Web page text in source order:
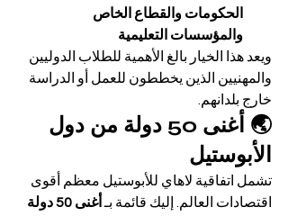
الحكومات والقطاع الخاص
والمؤسسات التعليمية
ويعد هذا الخيار بالغ الأهمية للطلاب الدوليين
والمهنيين الذين يخططون للعمل أو الدراسة
خارج بلدانهم.
🌏 أغنى 50 دولة من دول
الأبوستيل
تشمل اتفاقية لاهاي للأبوستيل معظم أقوى
اقتصادات العالم. إليك قائمة بـ
أغنى 50 دولة